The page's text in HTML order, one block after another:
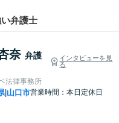
弁護士
奈 弁護
インタビューを見
る
法律事務所
| 山口市営業時間：本日定休日